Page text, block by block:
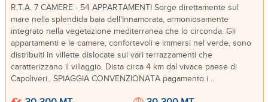
R.T.A. 7 CAMERE - 54 APPARTAMENTI Sorge direttamente sul
mare nella splendida baia dell'Innamorata, armoniosamente
integrato nella vegetazione mediterranea che lo circonda. Gli
appartamenti e le camere, confortevoli e immersi nel verde, sono
distribuiti in villette dislocate sui vari terrazzamenti che
caratterizzano il villaggio. Dista circa 4 km dal vivace paese di
Capoliveri., SPIAGGIA CONVENZIONATA pagamento i ..